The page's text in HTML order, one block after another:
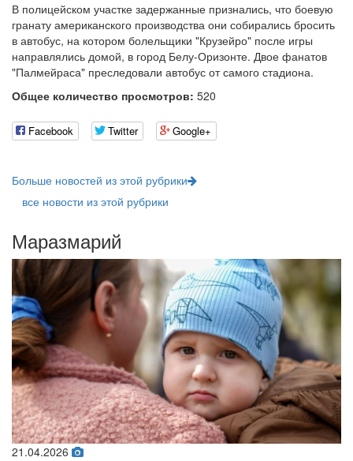
В полицейском участке задержанные признались, что боевую
гранату американского производства они собирались бросить
в автобус, на котором болельщики "Крузейро" после игры
направлялись домой, в город Белу-Оризонте. Двое фанатов
"Палмейраса" преследовали автобус от самого стадиона.
Общее количество просмотров: 520
Facebook Twitter Google+
Больше новостей из этой рубрики
все новости из этой рубрики
Маразмарий
21.04.2026